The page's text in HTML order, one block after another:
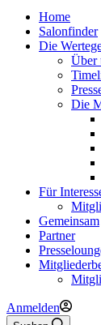
Home
Salonfinder
Die
Über
Die
Für
Gemeinsam
Partner
Anmelden